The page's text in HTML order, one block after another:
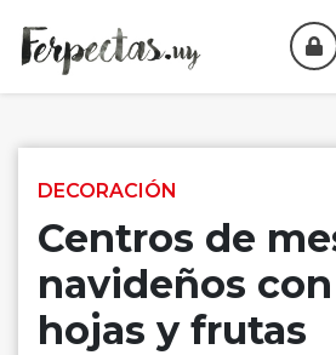
DECORACIÓN
Centros de
navideños
hojas y frutas